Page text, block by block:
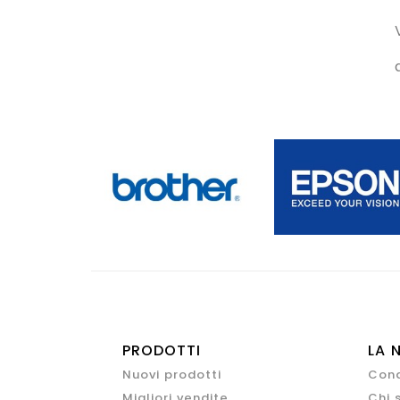
PRODOTTI
Nuovi prodotti
LA